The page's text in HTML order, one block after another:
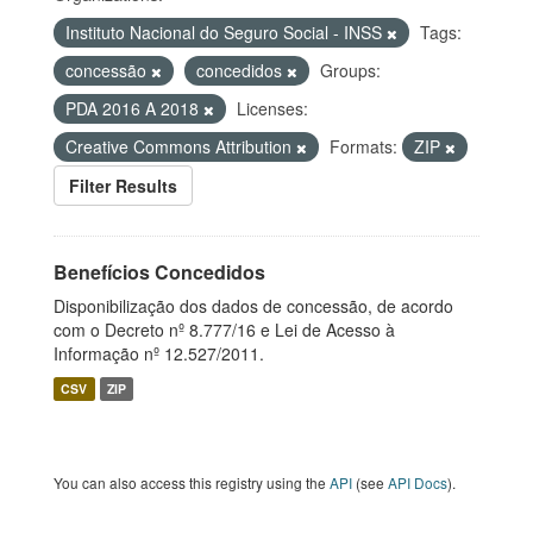
Instituto Nacional do Seguro Social - INSS
Tags:
concessão
concedidos
Groups:
PDA 2016 A 2018
Licenses:
Creative Commons Attribution
Formats:
ZIP
Filter Results
Benefícios Concedidos
Disponibilização dos dados de concessão, de acordo
com o Decreto nº 8.777/16 e Lei de Acesso à
Informação nº 12.527/2011.
CSV ZIP
You can also access this registry using the API (see API Docs).